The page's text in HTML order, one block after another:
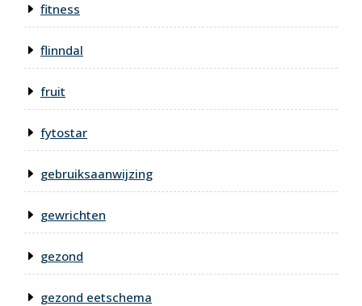
fitness
flinndal
fruit
fytostar
gebruiksaanwijzing
gewrichten
gezond
gezond eetschema